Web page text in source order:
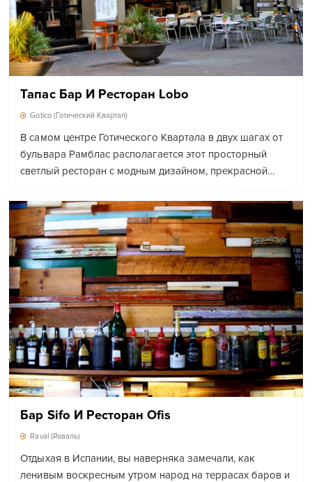
Тапас Бар И Ресторан Lobo
Gotico (Готический Квартал)
В самом центре Готического Квартала в двух шагах от
бульвара Рамблас располагается этот просторный
светлый ресторан с модным дизайном, прекрасной…
Бар Sifo И Ресторан Ofis
Raval (Раваль)
Отдыхая в Испании, вы наверняка замечали, как
ленивым воскресным утром народ на террасах баров и